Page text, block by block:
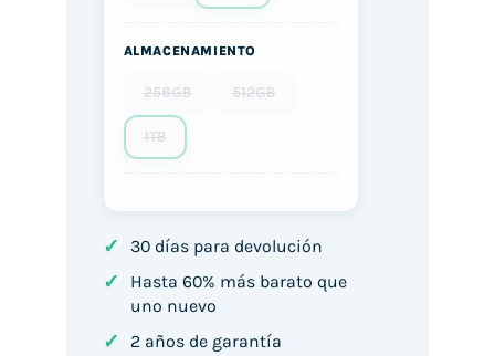
ALMACENAMIENTO
256GB 512GB
1TB
✓ 30 días para devolución
✓
Hasta 60% más barato que
uno nuevo
✓ 2 años de garantía